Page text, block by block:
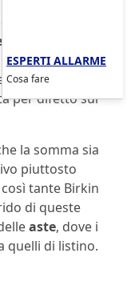
che in molte
almeno sei
first lady si può
genere, con
per difetto sui
la somma sia
piuttosto
tante Birkin
di queste
aste, dove i
quelli di listino.
ESPERTI ALLARME
Cosa fare